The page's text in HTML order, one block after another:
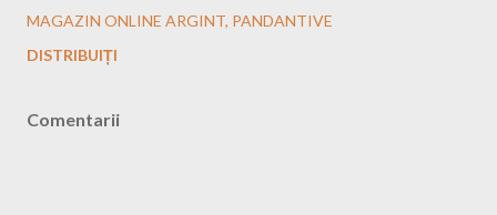
MAGAZIN ONLINE ARGINT PANDANTIVE
DISTRIBUIȚI
Comentarii